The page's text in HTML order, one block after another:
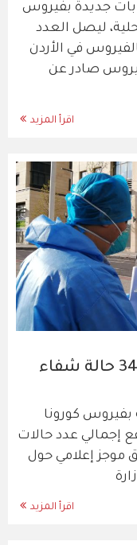
الجمعة، 206 إصابات جديدة بفيروس
197 إصابة محلية، ليصل العدد
في الأردن
الفيروس صادر عن
اقرأ المزيد
78 إصابة جديدة بالفيروس و 34 حالة شفاء
الأربعاء، 78 إصابة بفيروس كورونا
ليرتفع إجمالي عدد حالات
إلى 2659 حالة، وفق موجز إعلامي حول
اقرأ المزيد